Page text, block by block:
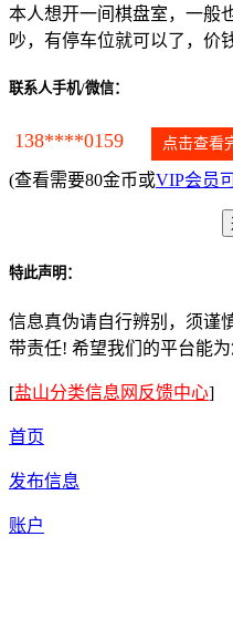
本人想开一间棋盘室，一般
吵，有停车位就可以了，价
联系人手机/微信：
138****0159 点击查看
(查看需要80金币或VIP会员
特此声明：
信息真伪请自行辨别，须谨
带责任! 希望我们的平台能为
[盐山分类信息网反馈中心]
首页
发布信息
账户